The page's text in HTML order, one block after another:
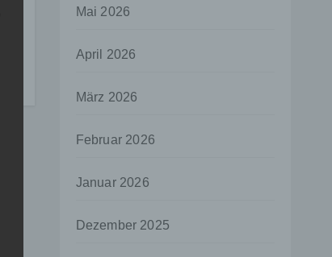
Mai 2026
April 2026
März 2026
Februar 2026
Januar 2026
Dezember 2025